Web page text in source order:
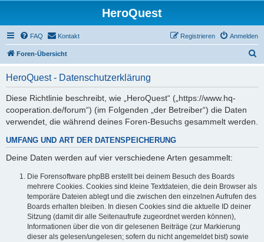
HeroQuest
FAQ Kontakt Anmelden
Registrieren
Foren-Übersicht
HeroQuest - Datenschutzerklärung
Diese Richtlinie beschreibt, wie „HeroQuest“ („https://www.hq-
cooperation.de/forum“) (im Folgenden „der Betreiber“) die Daten
verwendet, die während deines Foren-Besuchs gesammelt werden.
UMFANG UND ART DER DATENSPEICHERUNG
Deine Daten werden auf vier verschiedene Arten gesammelt:
Die Forensoftware phpBB erstellt bei deinem Besuch des Boards
mehrere Cookies. Cookies sind kleine Textdateien, die dein Browser als
temporäre Dateien ablegt und die zwischen den einzelnen Aufrufen des
Boards erhalten bleiben. In diesen Cookies sind die aktuelle ID deiner
Sitzung (damit dir alle Seitenaufrufe zugeordnet werden können),
Informationen über die von dir gelesenen Beiträge (zur Markierung
dieser als gelesen/ungelesen; sofern du nicht angemeldet bist) sowie